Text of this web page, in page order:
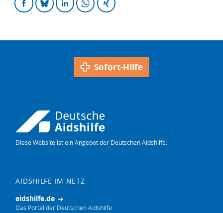
Facebook
Bluesky
teilen
LinkedIn
teilen
WhatsApp
teilen
Xing
teilen
Sofort-Hilfe
Diese Website ist ein Angebot der Deutschen Aidshilfe.
AIDSHILFE IM NETZ
aidshilfe.de
Das Portal der Deutschen Aidshilfe